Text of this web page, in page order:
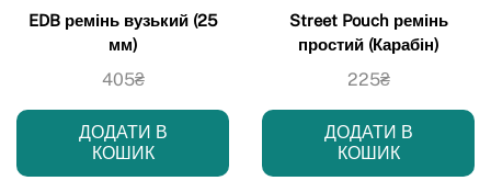
EDB ремінь вузький (25
мм)
405₴
ДОДАТИ В
КОШИК
Street Pouch ремінь
простий (Карабін)
225₴
ДОДАТИ В
КОШИК